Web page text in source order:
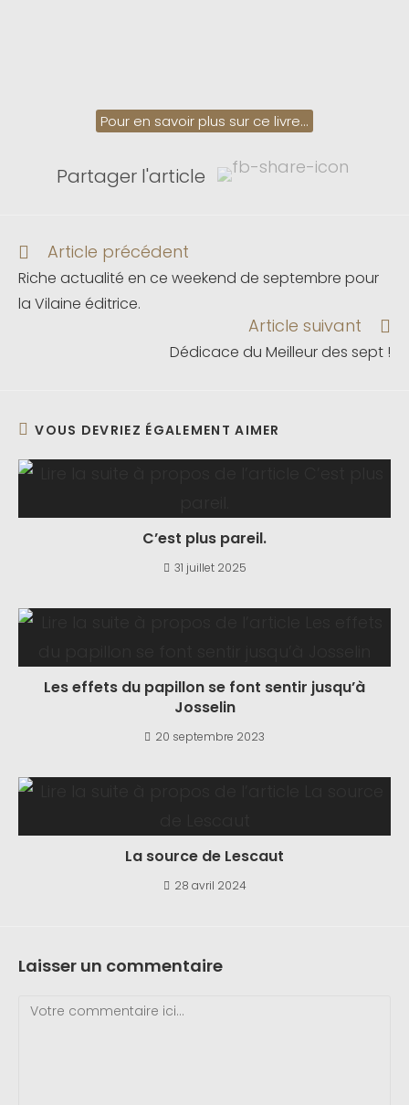
Pour en savoir plus sur ce livre...
Partager l'article
Article précédent
Riche actualité en ce weekend de septembre pour
la Vilaine éditrice.
Article suivant
Dédicace du Meilleur des sept !
VOUS DEVRIEZ ÉGALEMENT AIMER
C’est plus pareil.
31 juillet 2025
Les effets du papillon se font sentir jusqu’à
Josselin
20 septembre 2023
La source de Lescaut
28 avril 2024
Laisser un commentaire